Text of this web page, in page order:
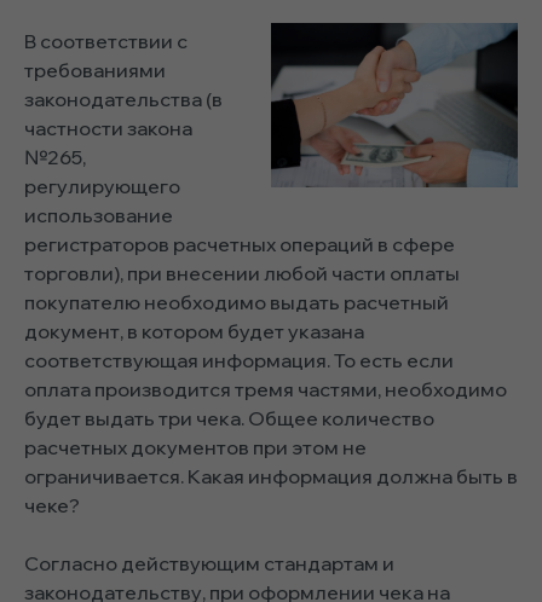
В соответствии с
требованиями
законодательства (в
частности закона
№265,
регулирующего
использование
регистраторов расчетных операций в сфере
торговли), при внесении любой части оплаты
покупателю необходимо выдать расчетный
документ, в котором будет указана
соответствующая информация. То есть если
оплата производится тремя частями, необходимо
будет выдать три чека. Общее количество
расчетных документов при этом не
ограничивается. Какая информация должна быть в
чеке?
Согласно действующим стандартам и
законодательству, при оформлении чека на